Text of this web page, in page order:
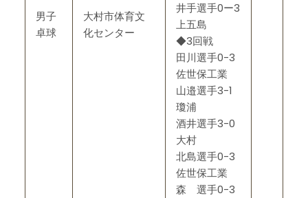
男子
卓球
大村市体育文
化センター
井手選手0ー3
上五島
◆3回戦
田川選手0-3
佐世保工業
山邉選手3-1
瓊浦
酒井選手3-0
大村
北島選手0-3
佐世保工業
森 選手0-3